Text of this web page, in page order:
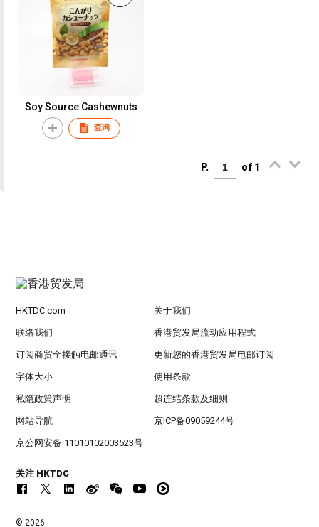
Soy Source Cashewnuts
查询
P. of 1
HKTDC.com 关于我们
联络我们 香港贸发局流动应用程式
订阅商贸全接触电邮通讯 更新您的香港贸发局电邮订阅
字体大小 使用条款
私隐政策声明 超连结条款及细则
网站导航 京ICP备09059244号
京公网安备 11010102003523号
关注 HKTDC
© 2026